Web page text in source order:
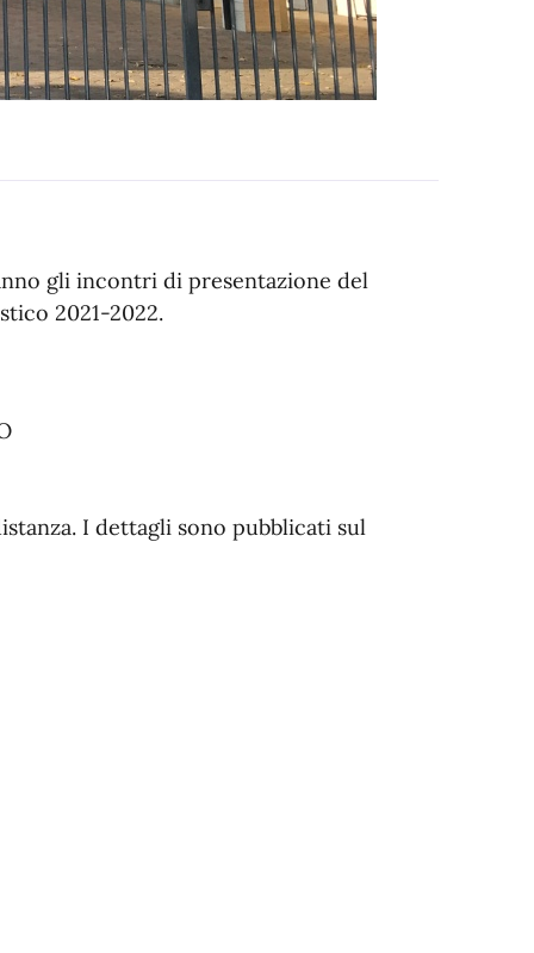
gli incontri di presentazione del
2021-2022.
I dettagli sono pubblicati sul